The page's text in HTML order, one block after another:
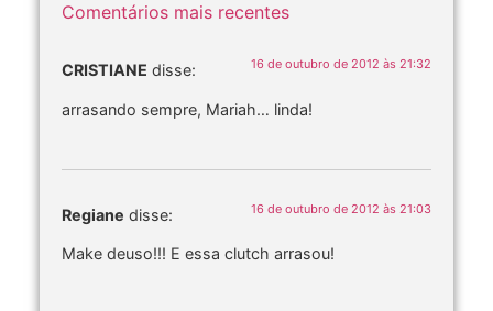
Comentários mais recentes
CRISTIANE disse: 16 de outubro de 2012 às 21:32
arrasando sempre, Mariah… linda!
Regiane disse: 16 de outubro de 2012 às 21:03
Make deuso!!! E essa clutch arrasou!